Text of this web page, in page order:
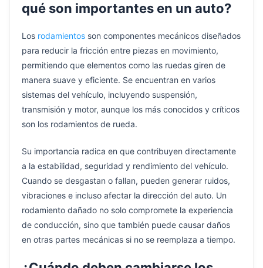
qué son importantes en un auto?
Los rodamientos son componentes mecánicos diseñados
para reducir la fricción entre piezas en movimiento,
permitiendo que elementos como las ruedas giren de
manera suave y eficiente. Se encuentran en varios
sistemas del vehículo, incluyendo suspensión,
transmisión y motor, aunque los más conocidos y críticos
son los rodamientos de rueda.
Su importancia radica en que contribuyen directamente
a la estabilidad, seguridad y rendimiento del vehículo.
Cuando se desgastan o fallan, pueden generar ruidos,
vibraciones e incluso afectar la dirección del auto. Un
rodamiento dañado no solo compromete la experiencia
de conducción, sino que también puede causar daños
en otras partes mecánicas si no se reemplaza a tiempo.